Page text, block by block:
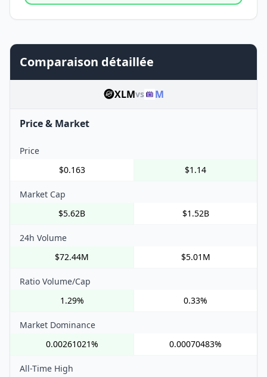
Comparaison détaillée
XLMvs M
Price & Market
Price
$0.163
$1.14
Market Cap
$5.62B
$1.52B
24h Volume
$72.44M
$5.01M
Ratio Volume/Cap
1.29%
0.33%
Market Dominance
0.00261021%
0.00070483%
All-Time High